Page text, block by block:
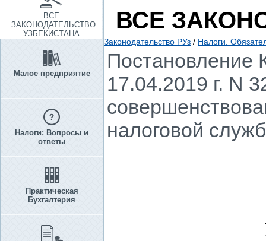
ВСЕ
ЗАКОНОДАТЕЛЬСТВО
УЗБЕКИСТАНА
Малое предприятие
Налоги: Вопросы и
ответы
Практическая
Бухгалтерия
ВСЕ
Законодательство РУз / Налоги.
Постановление
17.04.2019 г. N
налоговой